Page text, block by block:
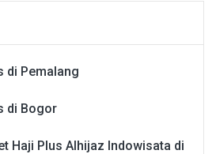
di Pemalang
di Bogor
Haji Plus Alhijaz Indowisata di